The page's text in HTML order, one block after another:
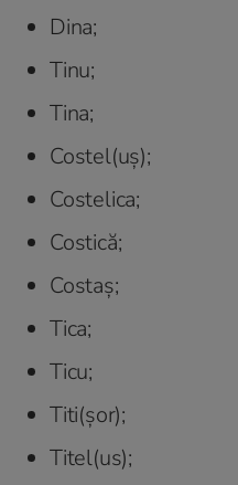
Dina;
Tinu;
Tina;
Costel(uș);
Costelica;
Costică;
Costaș;
Tica;
Ticu;
Titi(șor);
Titel(us);